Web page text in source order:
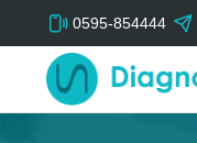
0595-854444